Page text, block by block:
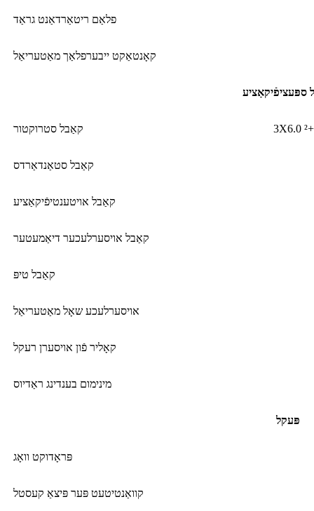
פלאַם ריטאַרדאַנט גראַד
קאָנטאַקט ייבערפלאַך מאַטעריאַל
ספּעציפֿיקאַציע
קאַבל סטרוקטור
קאַבל סטאַנדאַרדס
קאַבל אויטענטיפֿיקאַציע
קאַבל אויסערלעכער דיאַמעטער
קאַבל טיפּ
אויסערלעכע שאָל מאַטעריאַל
קאָליר פֿון אויסערן רעקל
מינימום בענדינג ראַדיוס
פּעקל
פּראָדוקט וואָג
קוואַנטיטעט פּער פּיצאַ קעסטל